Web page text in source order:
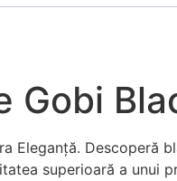
Gobi
Eleganță. Descoperă
superioară a unui